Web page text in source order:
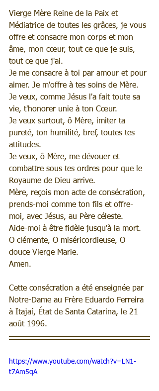
Vierge Mère Reine de la Paix et
Médiatrice de toutes les grâces, je vous
offre et consacre mon corps et mon
âme, mon cœur, tout ce que je suis,
tout ce que j'ai.
Je me consacre à toi par amour et pour
aimer. Je m'offre à tes soins de Mère.
Je veux, comme Jésus l'a fait toute sa
vie, t'honorer unie à ton Cœur.
Je veux surtout, ô Mère, imiter ta
pureté, ton humilité, bref, toutes tes
attitudes.
Je veux, ô Mère, me dévouer et
combattre sous tes ordres pour que le
Royaume de Dieu arrive.
Mère, reçois mon acte de consécration,
prends-moi comme ton fils et offre-
moi, avec Jésus, au Père céleste.
Aide-moi à être fidèle jusqu'à la mort.
O clémente, O miséricordieuse, O
douce Vierge Marie.
Amen.
Cette consécration a été enseignée par
Notre-Dame au Frère Eduardo Ferreira
à Itajaí, État de Santa Catarina, le 21
août 1996.
https://www.youtube.com/watch?v=LN1-
t7Am5qA